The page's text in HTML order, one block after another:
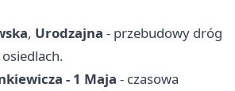
, Urodzajna - przebudowy dróg
- 1 Maja - czasowa